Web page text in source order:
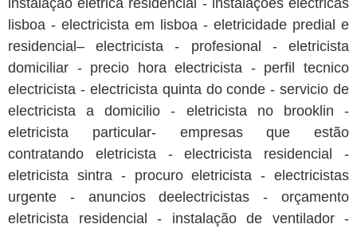
instalação eletrica residencial - instalações eléctricas
lisboa - electricista em lisboa - eletricidade predial e
residencial– electricista - profesional - eletricista
domiciliar - precio hora electricista - perfil tecnico
electricista - electricista quinta do conde - servicio de
electricista a domicilio - eletricista no brooklin -
eletricista particular- empresas que estão
contratando eletricista - electricista residencial -
eletricista sintra - procuro eletricista - electricistas
urgente - anuncios deelectricistas - orçamento
eletricista residencial - instalação de ventilador -